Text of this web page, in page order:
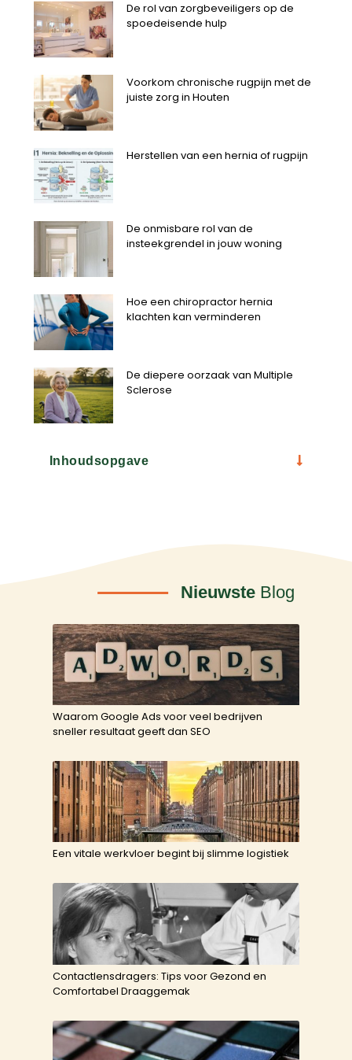
De rol van zorgbeveiligers op de
spoedeisende hulp
Voorkom chronische rugpijn met de
juiste zorg in Houten
Herstellen van een hernia of rugpijn
De onmisbare rol van de
insteekgrendel in jouw woning
Hoe een chiropractor hernia
klachten kan verminderen
De diepere oorzaak van Multiple
Sclerose
Inhoudsopgave
NieuwsteBlog
Waarom Google Ads voor veel bedrijven
sneller resultaat geeft dan SEO
Een vitale werkvloer begint bij slimme logistiek
Contactlensdragers: Tips voor Gezond en
Comfortabel Draaggemak